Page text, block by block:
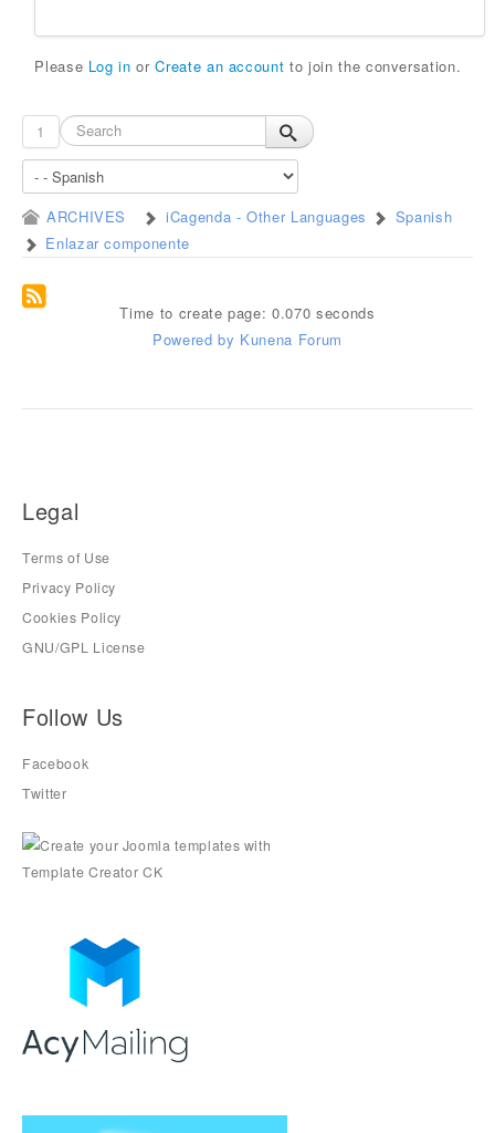
Please Log in orCreate an account to join the conversation.
1
ARCHIVES iCagenda - Other Languages
Spanish
Enlazar componente
Time to create page: 0.070 seconds
Powered by Kunena Forum
Legal
Terms of Use
Privacy Policy
Cookies Policy
GNU/GPL License
Follow Us
Facebook
Twitter